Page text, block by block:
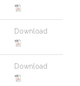
Download
Download